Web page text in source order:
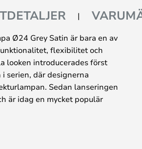
Ø24 Grey Satin är bara en av
flexibilitet och
looken introducerades först
serien, där designerna
Sedan lanseringen
är idag en mycket populär
hem och på kontor.